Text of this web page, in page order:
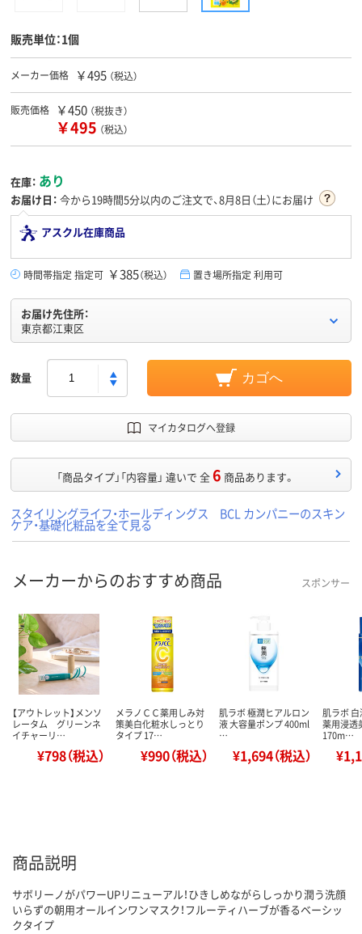
販売単位：1個
メーカー価格 ￥495 （税込）
販売価格 ￥450 （税抜き）
￥495 （税込）
在庫： あり
お届け日： 今から19時間5分以内のご注文で、8月8日（土）にお届け
アスクル在庫商品
時間帯指定 指定可 ￥385（税込） 置き場所指定 利用可
お届け先住所：
東京都江東区
数量 カゴへ
マイカタログへ登録
「商品タイプ」「内容量」 違いで 全6 商品あります。
スタイリングライフ・ホールディングス BCL カンパニーのスキン
ケア・基礎化粧品を全て見る
メーカーからのおすすめ商品 スポンサー
【アウトレット】メンソ
レータム グリーンネ
イチャーリ…
¥798（税込）
メラノＣＣ薬用しみ対
策美白化粧水しっとり
タイプ 17…
¥990（税込）
肌ラボ 極潤ヒアルロン
液 大容量ポンプ 400ml
…
¥1,694（税込）
肌ラボ
薬用浸透
170m…
商品説明
サボリーノがパワーUPリニューアル！ひきしめながらしっかり潤う洗顔
いらずの朝用オールインワンマスク！フルーティハーブが香るベーシッ
クタイプ